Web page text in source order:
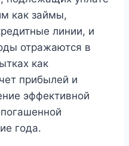
как займы,
линии, и
отражаются в
как
прибылей и
эффективной
года.